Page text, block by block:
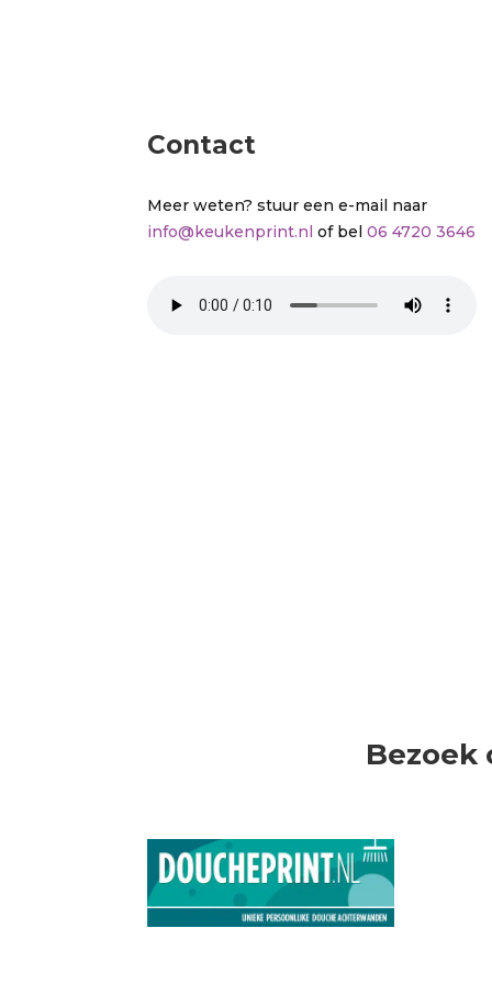
Contact
Meer weten? stuur een e-mail naar
info@keukenprint.nl of bel06 4720 3646
Bezoek